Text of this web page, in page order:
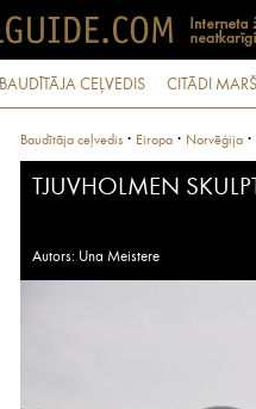
BAUDĪTĀJA CEĻVEDIS CITĀDI
Baudītāja ceļvedis · Eiropa · Norvēģija ·
TJUVHOLMEN
Autors: Una Meistere